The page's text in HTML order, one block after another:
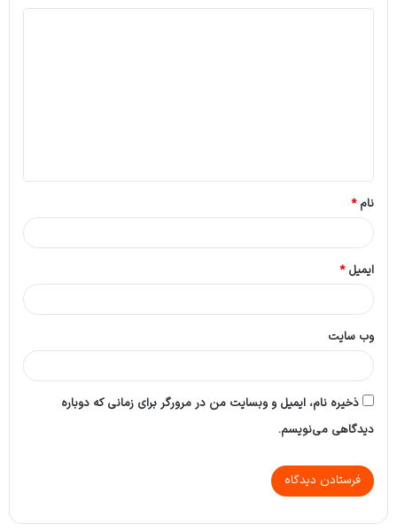
*
نام*
ایمیل*
وب‌ سایت
ذخیره نام، ایمیل و وبسایت من در مرورگر برای زمانی که دوباره
دیدگاهی می‌نویسم.